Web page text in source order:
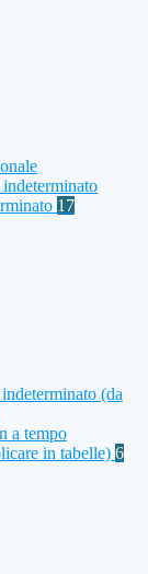
17
(da
a tempo
in tabelle) 6